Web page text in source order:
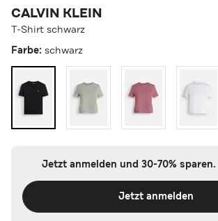
CALVIN KLEIN
T-Shirt schwarz
Farbe: schwarz
Jetzt anmelden und 30-70% sparen.
Jetzt anmelden